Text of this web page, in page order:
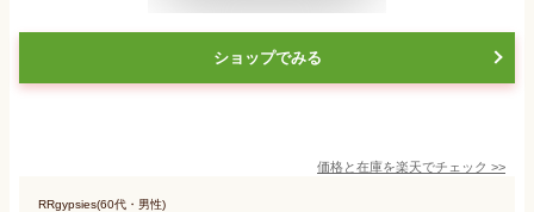
ショップでみる
価格と在庫を楽天でチェック >>
RRgypsies(60代・男性)